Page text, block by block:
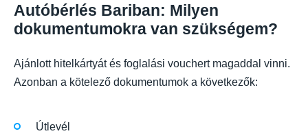
Autóbérlés Bariban: Milyen
dokumentumokra van szükségem?
Ajánlott hitelkártyát és foglalási vouchert magaddal vinni.
Azonban a kötelező dokumentumok a következők:
Útlevél